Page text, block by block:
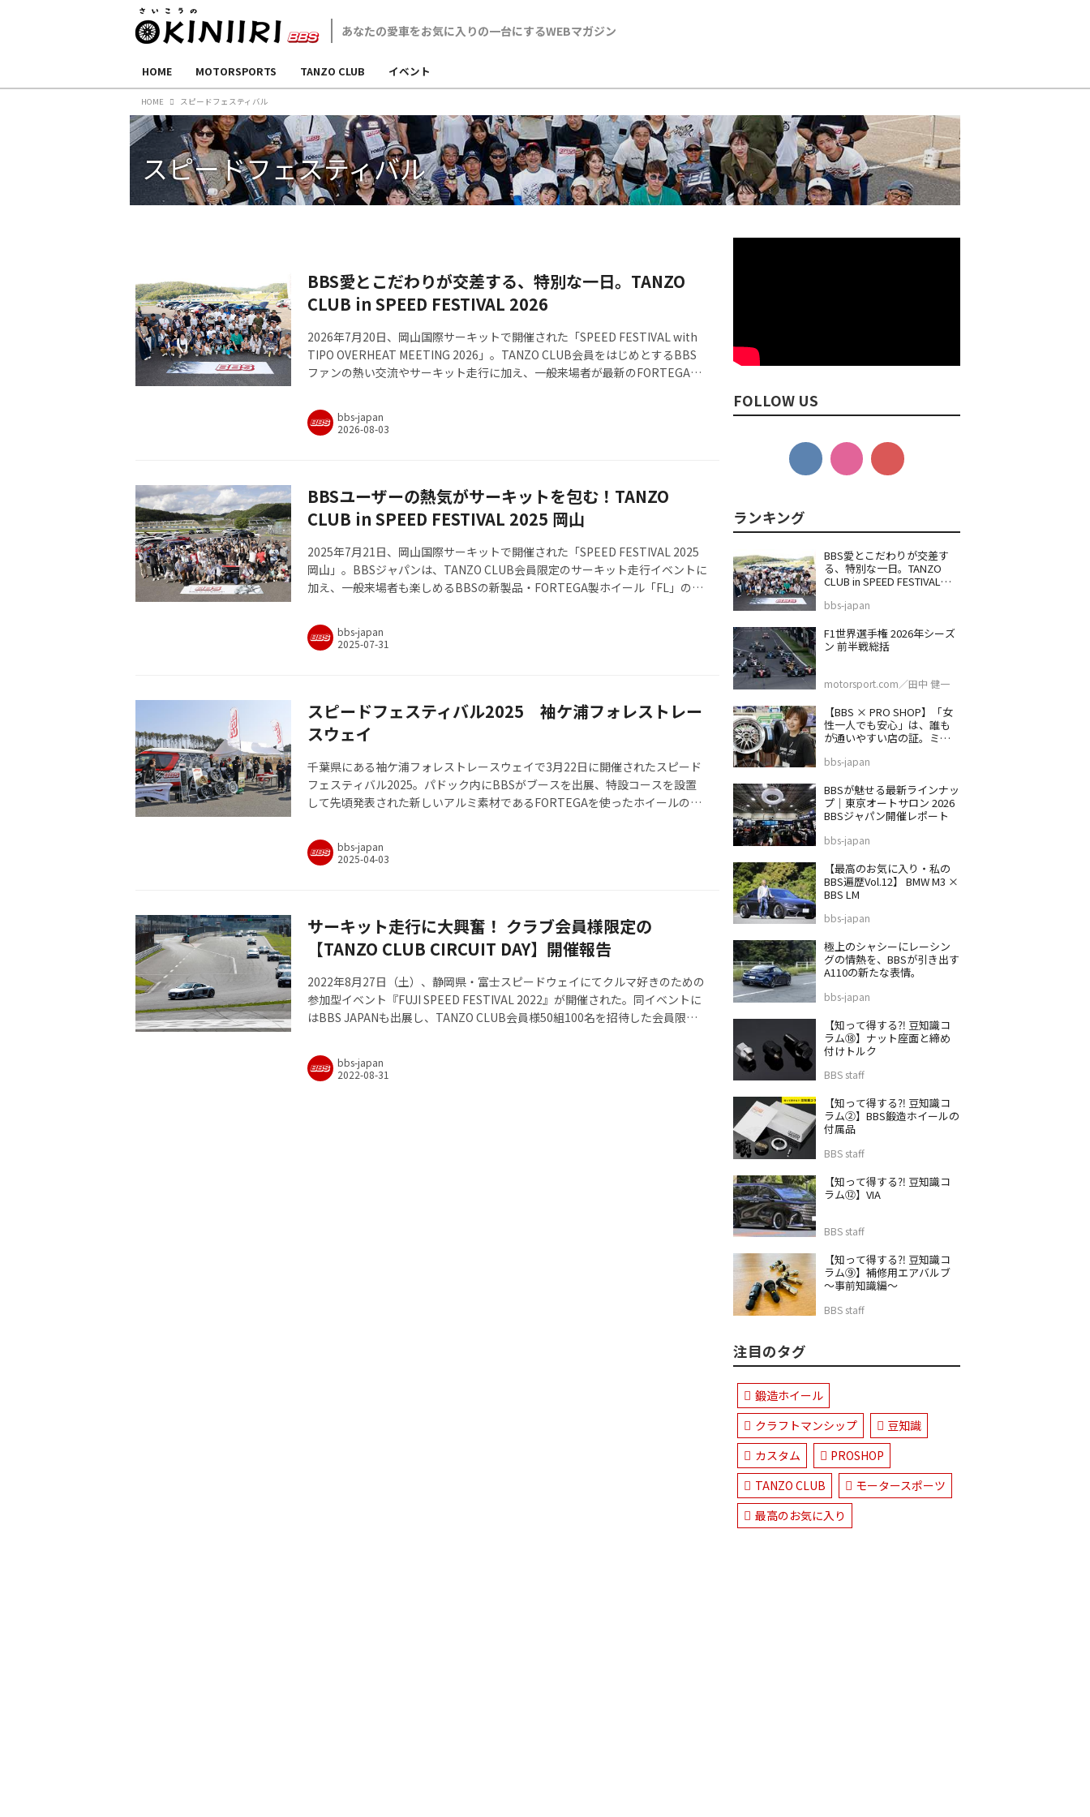
HOME MOTORSPORTS TANZO CLUB イベント
HOME スピードフェスティバル
スピードフェスティバル
BBS愛とこだわりが交差する、特別な一日。TANZO
CLUB in SPEED FESTIVAL 2026
2026年7月20日、岡山国際サーキットで開催された「SPEED FESTIVAL with
TIPO OVERHEAT MEETING 2026」。TANZO CLUB会員をはじめとするBBS
ファンの熱い交流やサーキット走行に加え、一般来場者が最新のFORTEGA製
の情熱が交差した特別な一日をお届けする。TANZO CLUB会員のこだわりスタ
イルを一挙公開！参加車両フォトアルバムはこちら
bbs-japan
BBSユーザーの熱気がサーキットを包む！TANZO
CLUB in SPEED FESTIVAL 2025 岡山
2025年7月21日、岡山国際サーキットで開催された「SPEED FESTIVAL 2025
岡山」。BBSジャパンは、TANZO CLUB会員限定のサーキット走行イベントに
加え、一般来場者も楽しめるBBSの新製品・FORTEGA製ホイール「FL」の試
では、会場にあふれた熱気とともに、その模様をレポートする。
bbs-japan
スピードフェスティバル2025 袖ケ浦フォレストレー
スウェイ
千葉県にある袖ケ浦フォレストレースウェイで3月22日に開催されたスピード
フェスティバル2025。パドック内にBBSがブースを出展、特設コースを設置
して先頃発表された新しいアルミ素材であるFORTEGAを使ったホイールの体
bbs-japan
サーキット走行に大興奮！ クラブ会員様限定の
【TANZO CLUB CIRCUIT DAY】開催報告
2022年8月27日（土）、静岡県・富士スピードウェイにてクルマ好きのための
参加型イベント『FUJI SPEED FESTIVAL 2022』が開催された。同イベントに
はBBS JAPANも出展し、TANZO CLUB会員様50組100名を招待した会員限定
お届けしよう。
bbs-japan
FOLLOW US
BBS愛とこだわりが交差す
る、特別な一日。TANZO
CLUB in SPEED FESTIVAL
bbs-japan
F1世界選手権 2026年シーズ
ン 前半戦総括
motorsport.com／田中 健一
【BBS × PRO SHOP】「女
性一人でも安心」は、誰も
が通いやすい店の証。ミス
ス店
bbs-japan
BBSが魅せる最新ラインナッ
プ｜東京オートサロン 2026
BBSジャパン開催レポート
bbs-japan
【最高のお気に入り・私の
BBS遍歴Vol.12】 BMW M3 ×
BBS LM
bbs-japan
極上のシャシーにレーシン
グの情熱を、BBSが引き出す
A110の新たな表情。
bbs-japan
【知って得する⁈ 豆知識コ
ラム⑱】ナット座面と締め
付けトルク
BBS staff
【知って得する⁈ 豆知識コ
ラム②】BBS鍛造ホイールの
付属品
BBS staff
【知って得する⁈ 豆知識コ
ラム⑫】VIA
BBS staff
【知って得する⁈ 豆知識コ
ラム⑨】補修用エアバルブ
～事前知識編～
BBS staff
注目のタグ
鍛造ホイール
クラフトマンシップ
豆知識
カスタム
PROSHOP
TANZO CLUB
モータースポーツ
最高のお気に入り